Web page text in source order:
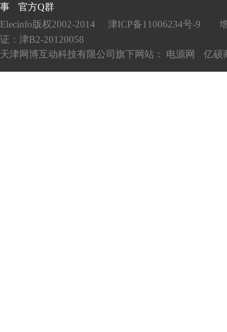
事
官方Q群
Elecinfo版权2002-2014
津ICP备11006234号-9
证：津B2-20120058
天津网博互动科技有限公司旗下网站： 电源网 亿硕